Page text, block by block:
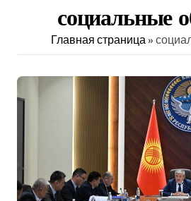
социальные
Главная страница»